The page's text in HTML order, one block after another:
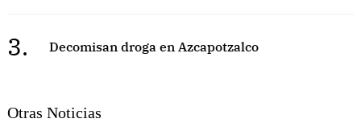
3. Decomisan droga en Azcapotzalco
Otras Noticias